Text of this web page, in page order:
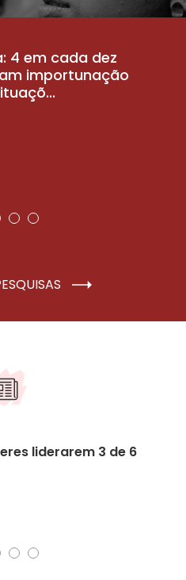
4 em cada dez
importunação
liderarem 3 de 6